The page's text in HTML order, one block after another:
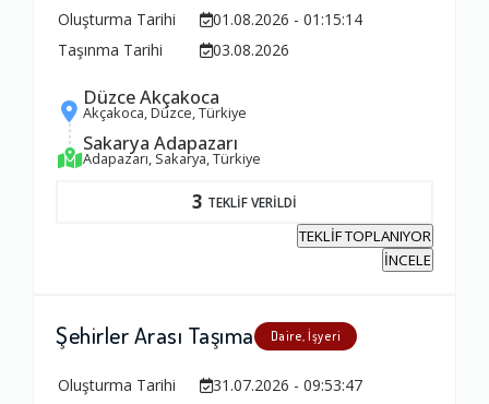
Oluşturma Tarihi
01.08.2026 - 01:15:14
Taşınma Tarihi
03.08.2026
Düzce Akçakoca
Akçakoca, Düzce, Türkiye
Sakarya Adapazarı
Adapazarı, Sakarya, Türkiye
3 TEKLİF VERİLDİ
TEKLİF TOPLANIYOR
İNCELE
Şehirler Arası Taşıma Daire, İşyeri
Oluşturma Tarihi
31.07.2026 - 09:53:47